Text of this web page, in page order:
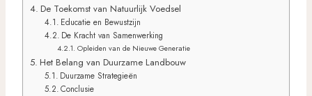
De Toekomst van Natuurlijk Voedsel
Educatie en Bewustzijn
De Kracht van Samenwerking
Opleiden van de Nieuwe Generatie
Het Belang van Duurzame Landbouw
Duurzame Strategieën
Conclusie